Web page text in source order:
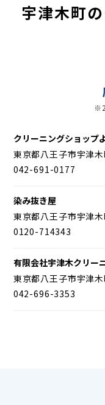
宇津木町
クリーニングショップ
東京都八王子市宇津
042-691-0177
染み抜き屋
東京都八王子市宇津
0120-714343
有限会社宇津木クリー
東京都八王子市宇津
042-696-3353